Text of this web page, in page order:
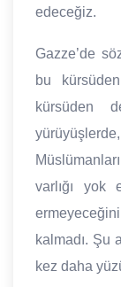
edeceğiz.
Gazze’de
bu
kürsüden
varlığı yok
kalmadı. Şu
kez daha